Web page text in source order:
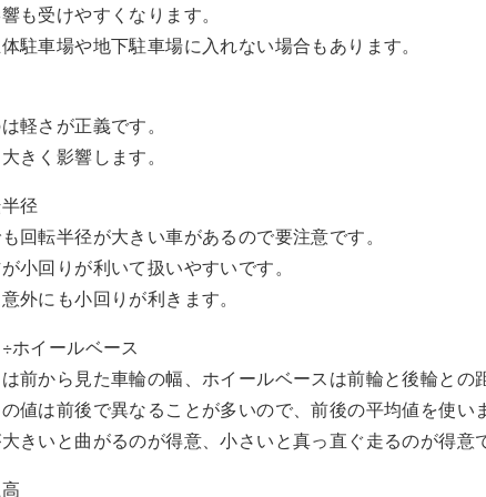
も受けやすくなります。
駐車場や地下駐車場に入れない場合もあります。
軽さが正義です。
きく影響します。
径
回転半径が大きい車があるので要注意です。
小回りが利いて扱いやすいです。
外にも小回りが利きます。
ホイールベース
は前から見た車輪の幅、ホイールベースは前輪と後輪との
の値は前後で異なることが多いので、前後の平均値を使い
きいと曲がるのが得意、小さいと真っ直ぐ走るのが得意